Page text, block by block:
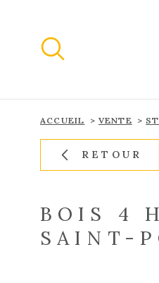
recherche
principal
contenu
ACCUEIL VENTE
RETOUR
BOIS 4
SAINT-